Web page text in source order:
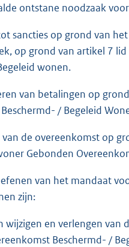
ontstane noodzaak
sancties op grond van
op grond van artikel 7
wonen.
van betalingen op
/ Begeleid
de overeenkomst op
Gebonden
van het mandaat
zijn:
wijzigen en verlengen van
Beschermd- /